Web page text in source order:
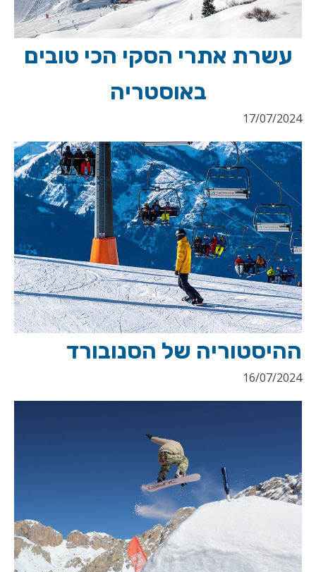
עשרת אתרי הסקי הכי טובים
באוסטריה
17/07/2024
ההיסטוריה של הסנובורד
16/07/2024